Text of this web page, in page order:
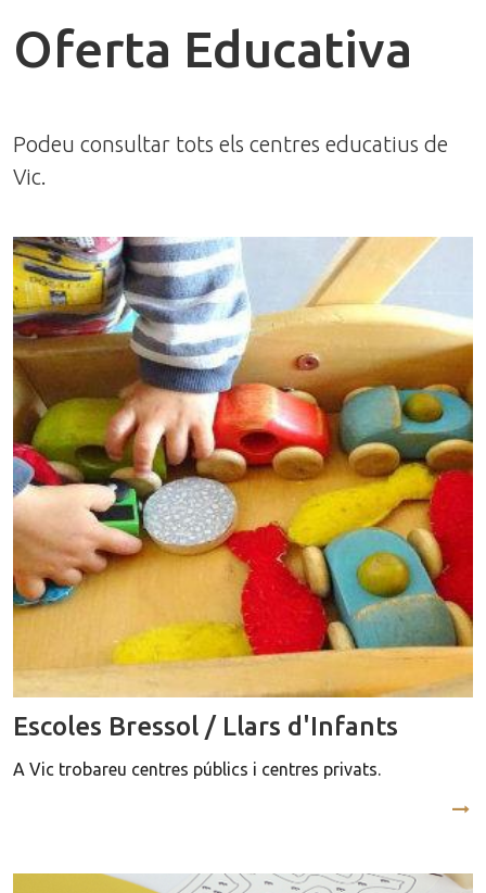
Oferta Educativa
Podeu consultar tots els centres educatius de
Vic.
Escoles Bressol / Llars d'Infants
A Vic trobareu centres públics i centres privats.